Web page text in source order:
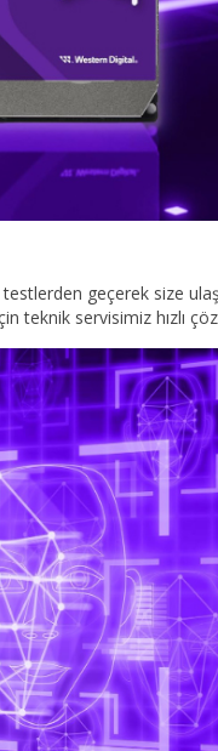
geçerek size
teknik servisimiz hızlı